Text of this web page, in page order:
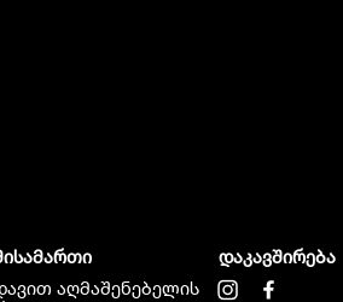
აღმაშენებელის
დაკავშირება